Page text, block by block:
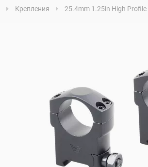
Крепления 25.4mm 1.25in High Profile